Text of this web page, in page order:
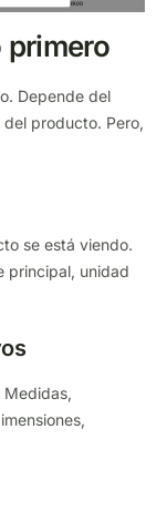
primero
Depende del
producto. Pero,
se está viendo.
principal, unidad
Medidas,